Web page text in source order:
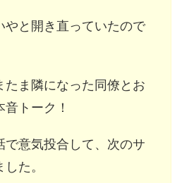
やと開き直っていたので
たま隣になった同僚とお
トーク！
で意気投合して、次のサ
た。